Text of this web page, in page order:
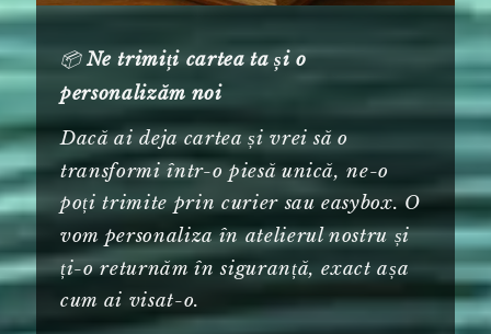
📦Ne trimiți cartea ta și o
personalizăm noi
Dacă ai deja cartea și vrei să o
transformi într-o piesă unică, ne-o
poți trimite prin curier sau easybox. O
vom personaliza în atelierul nostru și
ți-o returnăm în siguranță, exact așa
cum ai visat-o.